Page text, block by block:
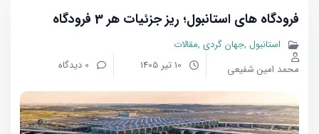
فرودگاه های استانبول؛ ریز جزئیات هر 3 فرودگاه
استانبول جهان گردی مقالات
محمد امین شفیعی
10 تیر 1405 0 دیدگاه